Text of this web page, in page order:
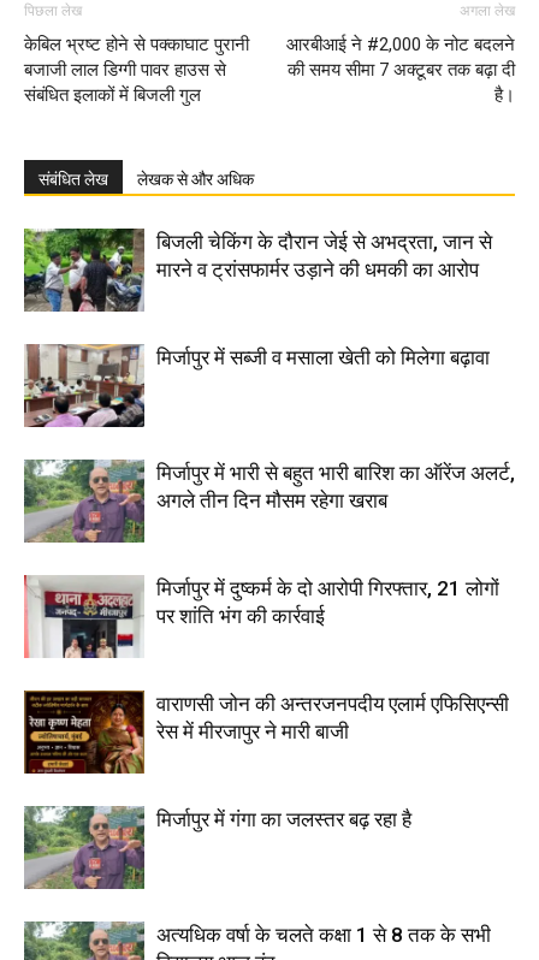
पिछला लेख
केबिल भ्रष्ट होने से पक्काघाट पुरानी
बजाजी लाल डिग्गी पावर हाउस से
संबंधित इलाकों में बिजली गुल
अगला लेख
आरबीआई ने #2,000 के नोट बदलने
की समय सीमा 7 अक्टूबर तक बढ़ा दी
है।
संबंधित लेख लेखक से और अधिक
बिजली चेकिंग के दौरान जेई से अभद्रता, जान से
मारने व ट्रांसफार्मर उड़ाने की धमकी का आरोप
मिर्जापुर में सब्जी व मसाला खेती को मिलेगा बढ़ावा
मिर्जापुर में भारी से बहुत भारी बारिश का ऑरेंज अलर्ट,
अगले तीन दिन मौसम रहेगा खराब
मिर्जापुर में दुष्कर्म के दो आरोपी गिरफ्तार, 21 लोगों
पर शांति भंग की कार्रवाई
वाराणसी जोन की अन्तरजनपदीय एलार्म एफिसिएन्सी
रेस में मीरजापुर ने मारी बाजी
मिर्जापुर में गंगा का जलस्तर बढ़ रहा है
अत्यधिक वर्षा के चलते कक्षा 1 से 8 तक के सभी